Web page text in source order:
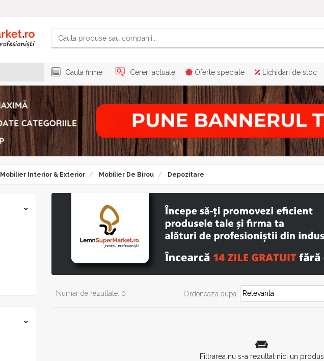
Cauta firme Cereri actuale Oferte speciale Lichidari de stoc
Mobilier Interior & Exterior Mobilier De Birou Depozitare
Numar de rezultate: 0 Ordoneaza dupa:
Filtrarea nu s-a rezultat nici un produs